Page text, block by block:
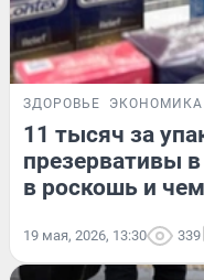
ЗДОРОВЬЕ ЭКОНОМИКА
11 тысяч за
презервативы
в роскошь и
19 мая, 2026, 13:30 339